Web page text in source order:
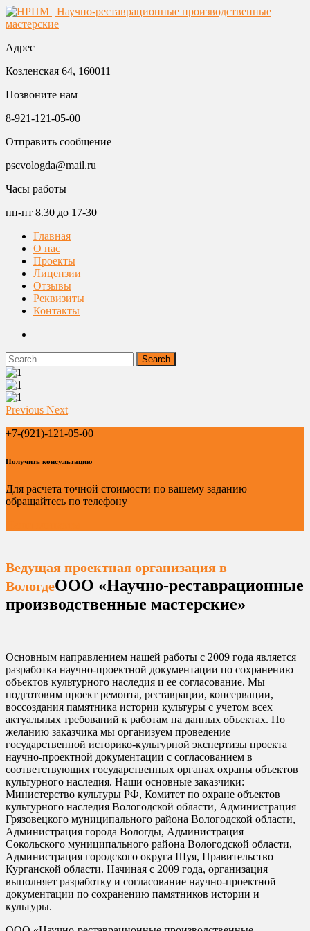
Адрес
Козленская 64, 160011
Позвоните нам
8-921-121-05-00
Отправить сообщение
pscvologda@mail.ru
Часы работы
пн-пт 8.30 до 17-30
Главная
О нас
Проекты
Лицензии
Отзывы
Реквизиты
Контакты
Previous Next
+7-(921)-121-05-00
Получить консультацию
Для расчета точной стоимости по вашему заданию
обращайтесь по телефону
Ведущая проектная организация в
ВологдеООО «Научно-реставрационные
производственные мастерские»
Основным направлением нашей работы с 2009 года является
разработка научно-проектной документации по сохранению
объектов культурного наследия и ее согласование. Мы
подготовим проект ремонта, реставрации, консервации,
воссоздания памятника истории культуры с учетом всех
актуальных требований к работам на данных объектах. По
желанию заказчика мы организуем проведение
государственной историко-культурной экспертизы проекта
научно-проектной документации с согласованием в
соответствующих государственных органах охраны объектов
культурного наследия. Наши основные заказчики:
Министерство культуры РФ, Комитет по охране объектов
культурного наследия Вологодской области, Администрация
Грязовецкого муниципального района Вологодской области,
Администрация города Вологды, Администрация
Сокольского муниципального района Вологодской области,
Администрация городского округа Шуя, Правительство
Курганской области. Начиная с 2009 года, организация
выполняет разработку и согласование научно-проектной
документации по сохранению памятников истории и
культуры.